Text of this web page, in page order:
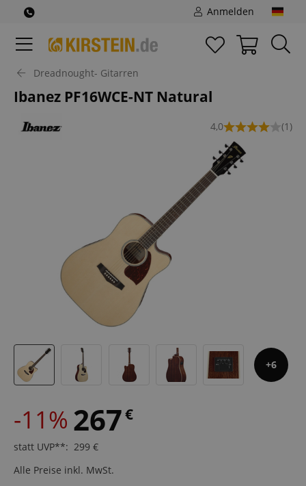
Anmelden
Dreadnought- Gitarren
Ibanez PF16WCE-NT Natural
4,0 (1)
6
-11% 267€
statt UVP**: 299 €
Alle Preise inkl. MwSt.